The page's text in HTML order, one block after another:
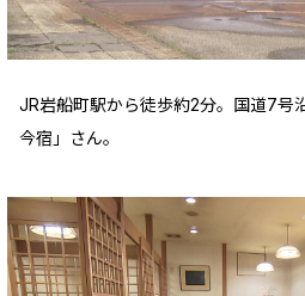
JR岩船町駅から徒歩約2分。国道7
今宿」さん。